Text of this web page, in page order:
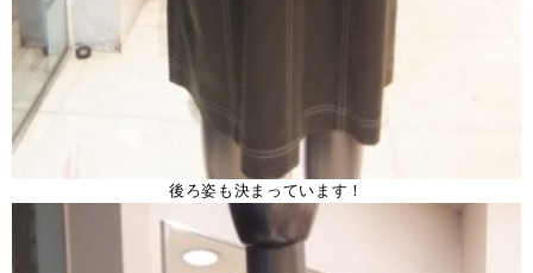
後ろ姿も決まっています！